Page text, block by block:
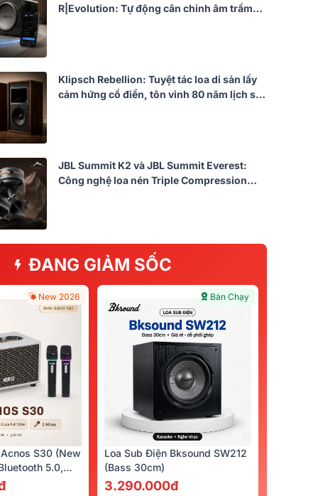
R|Evolution: Tự động cân chỉnh âm trầm
Klipsch Rebellion: Tuyệt tác loa di sản lấy
cảm hứng cổ điển, tôn vinh 80 năm lịch sử
JBL Summit K2 và JBL Summit Everest:
Công nghệ loa nén Triple Compression
ĐANG GIẢM SỐC
New 2026
S30 (New
5.0,
Bán Chạy
Loa Sub Điện Bksound SW212
(bass 30cm)
3.290.000đ